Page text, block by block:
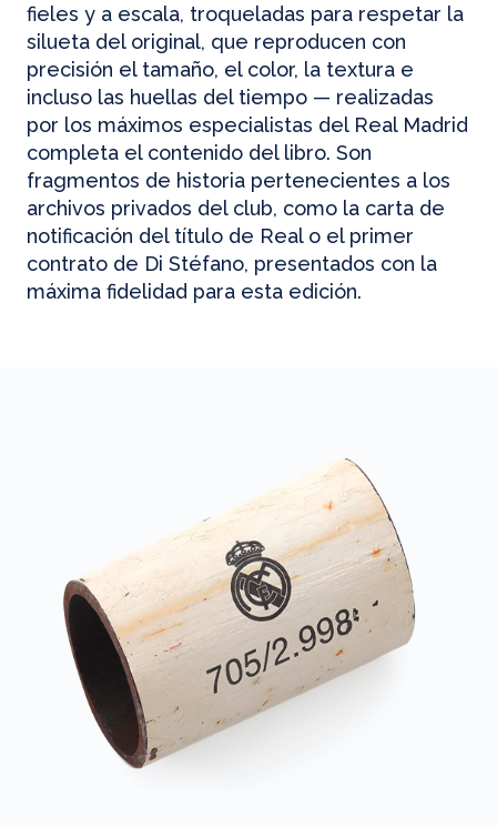
fieles y a escala, troqueladas para respetar la
silueta del original, que reproducen con
precisión el tamaño, el color, la textura e
incluso las huellas del tiempo — realizadas
por los máximos especialistas del Real Madrid
completa el contenido del libro. Son
fragmentos de historia pertenecientes a los
archivos privados del club, como la carta de
notificación del título de Real o el primer
contrato de Di Stéfano, presentados con la
máxima fidelidad para esta edición.